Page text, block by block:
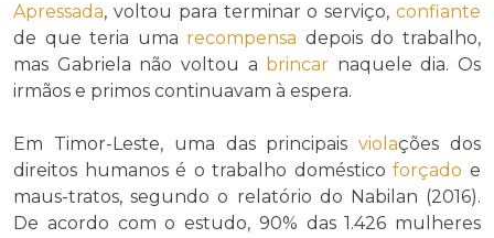
Apressada, voltou para terminar o serviço, confiante
de que teria uma recompensa depois do trabalho,
mas Gabriela não voltou a brincar naquele dia. Os
irmãos e primos continuavam à espera.
Em Timor-Leste, uma das principaisviolações dos
direitos humanos é o trabalho domésticoforçado e
maus-tratos, segundo o relatório do Nabilan (2016).
De acordo com o estudo, 90% das 1.426 mulheres